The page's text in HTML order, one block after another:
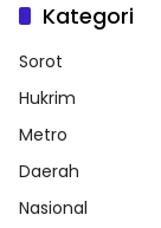
Kategori
Sorot
Hukrim
Metro
Daerah
Nasional